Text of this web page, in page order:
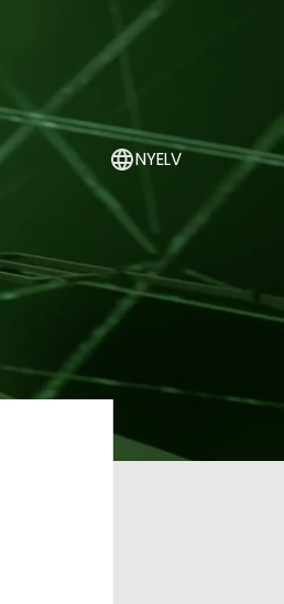
NYELV